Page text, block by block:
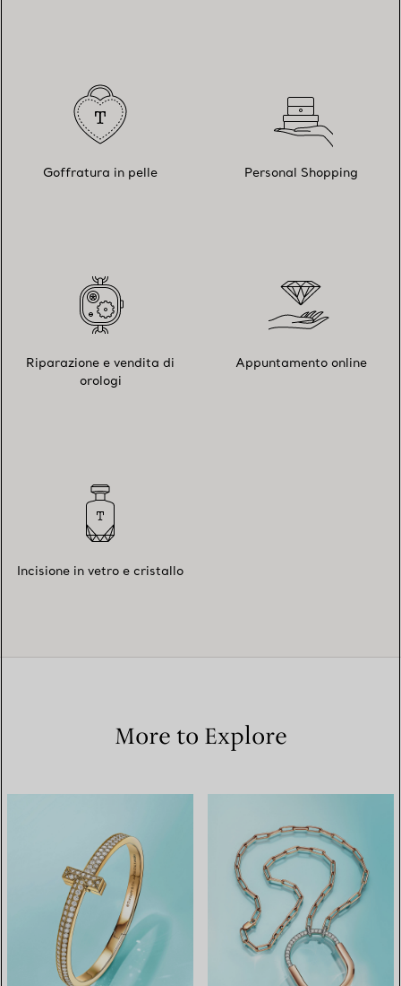
Goffratura in pelle Personal Shopping
Riparazione e vendita di
orologi
Appuntamento online
Incisione in vetro e cristallo
More to Explore